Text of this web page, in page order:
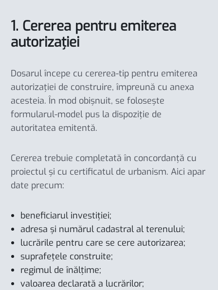
1. Cererea pentru emiterea
autorizației
Dosarul începe cu cererea-tip pentru emiterea
autorizației de construire, împreună cu anexa
acesteia. În mod obișnuit, se folosește
formularul-model pus la dispoziție de
autoritatea emitentă.
Cererea trebuie completată în concordanță cu
proiectul și cu certificatul de urbanism. Aici apar
date precum:
beneficiarul investiției;
adresa și numărul cadastral al terenului;
lucrările pentru care se cere autorizarea;
suprafețele construite;
regimul de înălțime;
valoarea declarată a lucrărilor;